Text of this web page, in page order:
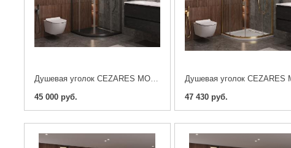
Душевая уголок CEZARES MOLVENO-R-2-90-C-GM-IV 90x90x195
45 000 руб.
47 430 руб.